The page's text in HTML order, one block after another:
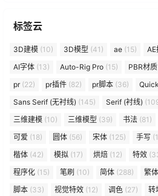
标签云
3D建模 (10) 3D模型 (41) ae (15) AE
AI字体 (13) Auto-Rig Pro (15) PBR材质
pr(22) pr插件 (82) pr脚本 (36)
Sans Serif (无衬线) (145) Serif (衬线)
三维建模 (10) 三维模型 (39) 书法 (81)
可爱 (18) 圆体 (56) 宋体 (125) 手写
楷体 (42) 模拟 (17) 烘焙 (12) 特效
程序化 (15) 笔刷 (10) 简体 (288) 繁体
脚本 (33) 视觉特效 (12) 调色 (27) 转